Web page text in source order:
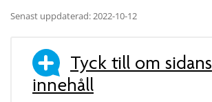
Senast uppdaterad: 2022-10-12
Tyck till om sidans
innehåll